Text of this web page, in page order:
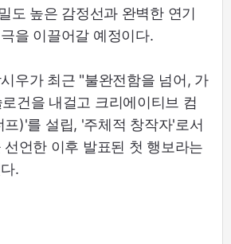
도 높은 감정선과 완벽한 연기
을 이끌어갈 예정이다.
우가 최근 "불완전함을 넘어, 가
건을 내걸고 크리에이티브 컴
)'를 설립, '주체적 창작자'로서
언한 이후 발표된 첫 행보라는
.